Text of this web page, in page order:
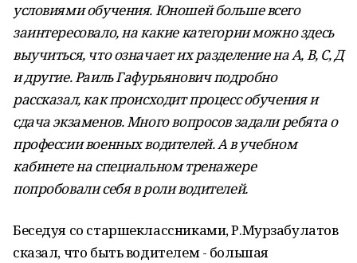
условиями обучения. Юношей больше всего
заинтересовало, на какие категории можно здесь
выучиться, что означает их разделение на А, В, С, Д
и другие. Раиль Гафурьянович подробно
рассказал, как происходит процесс обучения и
сдача экзаменов. Много вопросов задали ребята о
профессии военных водителей. А в учебном
кабинете на специальном тренажере
попробовали себя в роли водителей.
Беседуя со старшеклассниками, Р.Мурзабулатов
сказал, что быть водителем - большая